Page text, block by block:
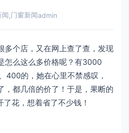
闻,门窗新闻admin
多个店，又在网上查了查，发现
怎么这么多价格呢？有3000
400的，她在心里不禁感叹，
，都几倍的价了！于是，果断的
花，想着省了不少钱！